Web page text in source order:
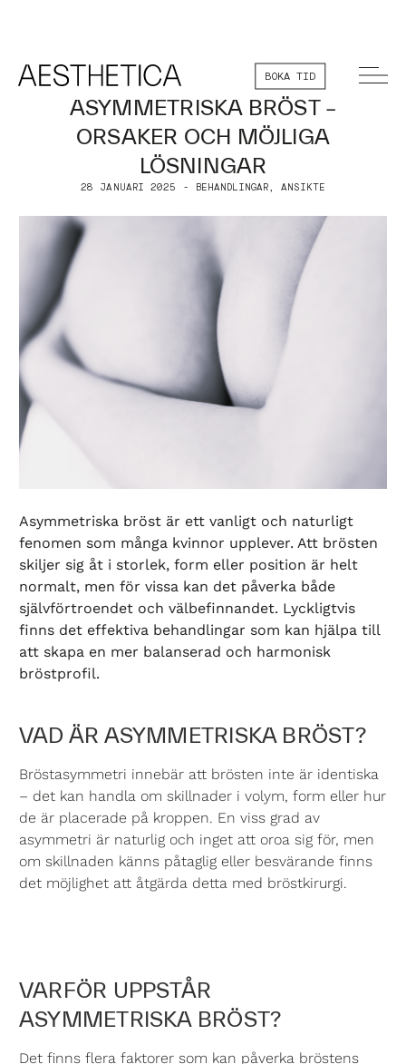
BOKA TID
ASYMMETRISKA BRÖST –
ORSAKER OCH MÖJLIGA
LÖSNINGAR
28 JANUARI 2025 - BEHANDLINGAR, ANSIKTE
Asymmetriska bröst är ett vanligt och naturligt
fenomen som många kvinnor upplever. Att brösten
skiljer sig åt i storlek, form eller position är helt
normalt, men för vissa kan det påverka både
självförtroendet och välbefinnandet. Lyckligtvis
finns det effektiva behandlingar som kan hjälpa till
att skapa en mer balanserad och harmonisk
bröstprofil.
VAD ÄR ASYMMETRISKA BRÖST?
Bröstasymmetri innebär att brösten inte är identiska
– det kan handla om skillnader i volym, form eller hur
de är placerade på kroppen. En viss grad av
asymmetri är naturlig och inget att oroa sig för, men
om skillnaden känns påtaglig eller besvärande finns
det möjlighet att åtgärda detta med bröstkirurgi.
VARFÖR UPPSTÅR
ASYMMETRISKA BRÖST?
Det finns flera faktorer som kan påverka bröstens